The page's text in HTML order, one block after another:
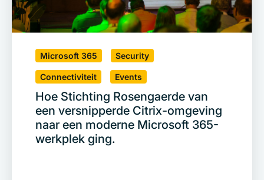
Microsoft 365 Security
Connectiviteit Events
Hoe Stichting Rosengaerde van
een versnipperde Citrix-omgeving
naar een moderne Microsoft 365-
werkplek ging.